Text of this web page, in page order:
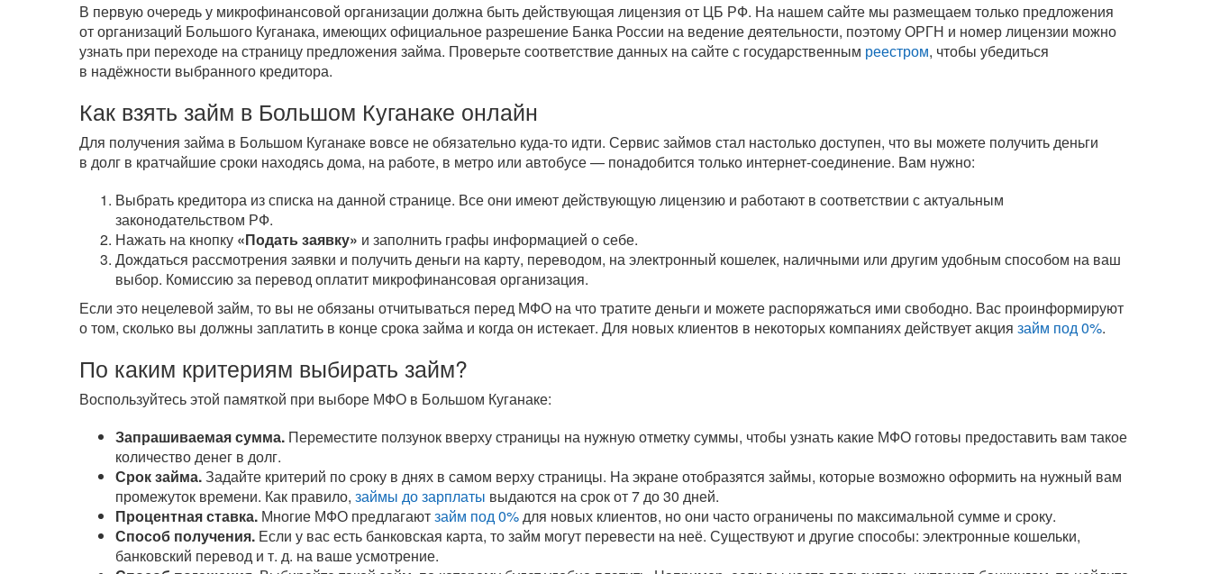
В первую очередь у микрофинансовой организации должна быть действующая лицензия от ЦБ РФ. На нашем сайте мы размещаем только предложения
от организаций Большого Куганака, имеющих официальное разрешение Банка России на ведение деятельности, поэтому ОРГН и номер лицензии можно
узнать при переходе на страницу предложения займа. Проверьте соответствие данных на сайте с государственным реестром, чтобы убедиться
в надёжности выбранного кредитора.
Как взять займ в Большом Куганаке онлайн
Для получения займа в Большом Куганаке вовсе не обязательно куда-тоидти. Сервис займов стал настолько доступен, что вы можете получить деньги
в долг в кратчайшие сроки находясь дома, на работе, в метро или автобусе — понадобится только интернет-соединение. Вам нужно:
Выбрать кредитора из списка на данной странице. Все они имеют действующую лицензию и работают в соответствии с актуальным
законодательством РФ.
Нажать на кнопку «Подать заявку» и заполнить графы информацией о себе.
Дождаться рассмотрения заявки и получить деньги на карту, переводом, на электронный кошелек, наличными или другим удобным способом на ваш
выбор. Комиссию за перевод оплатит микрофинансовая организация.
Если это нецелевой займ, то вы не обязаны отчитываться перед МФО на что тратите деньги и можете распоряжаться ими свободно. Вас проинформируют
о том, сколько вы должны заплатить в конце срока займа и когда он истекает. Для новых клиентов в некоторых компаниях действует акция займ под 0%.
По каким критериям выбирать займ?
Воспользуйтесь этой памяткой при выборе МФО в Большом Куганаке:
Запрашиваемая сумма.Переместите ползунок вверху страницы на нужную отметку суммы, чтобы узнать какие МФО готовы предоставить вам такое
количество денег в долг.
Срок займа.Задайте критерий по сроку в днях в самом верху страницы. На экране отобразятся займы, которые возможно оформить на нужный вам
промежуток времени. Как правило, займы до зарплаты выдаются на срок от 7 до 30 дней.
Процентная ставка.Многие МФО предлагаютзайм под 0%для новых клиентов, но они часто ограничены по максимальной сумме и сроку.
Способ получения. Если у вас есть банковская карта, то займ могут перевести на неё. Существуют и другие способы: электронные кошельки,
банковский перевод и т. д. на ваше усмотрение.